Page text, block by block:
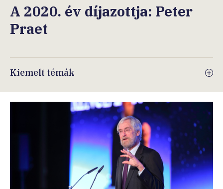
A 2020. év díjazottja: Peter
Praet
Kiemelt témák